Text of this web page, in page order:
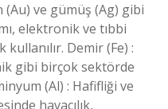
(Au) ve gümüş (Ag) gibi
elektronik ve tıbbi
Demir (Fe) :
gibi birçok sektörde
(Al) : Hafifliği ve
havacılık,